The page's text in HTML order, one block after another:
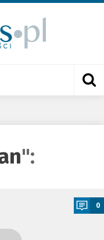
":
0